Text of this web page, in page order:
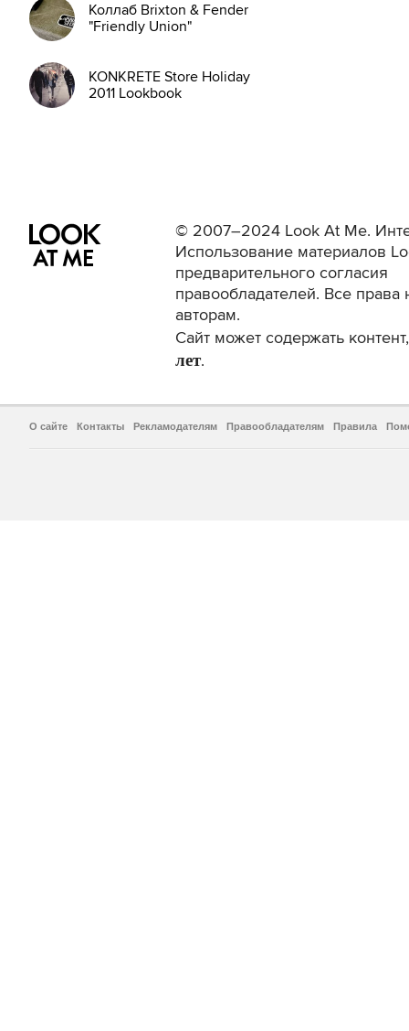
Коллаб Brixton & Fender
"Friendly Union"
KONKRETE Store Holiday
2011 Lookbook
© 2007–2024 Look At Me.
Использование материалов
предварительного согласия
правообладателей. Все права
авторам.
Сайт может содержать
лет.
О сайте Контакты Рекламодателям Правообладателям Правила